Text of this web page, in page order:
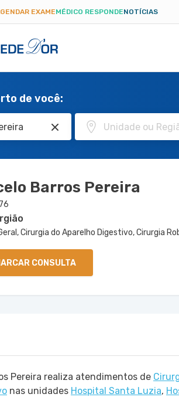
EXAMEMÉDICO RESPONDENOTÍCIAS
de você:
Barros Pereira
Cirurgia do Aparelho Digestivo, Cirurgia
CONSULTA
Pereira realiza atendimentos de
nas unidades Hospital Santa Luzia,